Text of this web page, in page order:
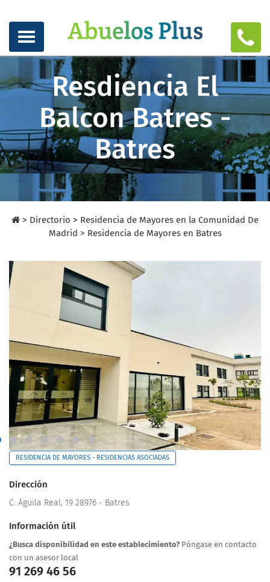
Resdiencia El
Balcon Batres -
Batres
> Directorio > Residencia de Mayores en la Comunidad De
Madrid > Residencia de Mayores en Batres
RESIDENCIA DE MAYORES - RESIDENCIAS ASOCIADAS
Dirección
C. Águila Real, 19 28976 - Batres
Información útil
¿Busca disponibilidad en este establecimiento? Póngase en contacto
con un asesor local
91 269 46 56